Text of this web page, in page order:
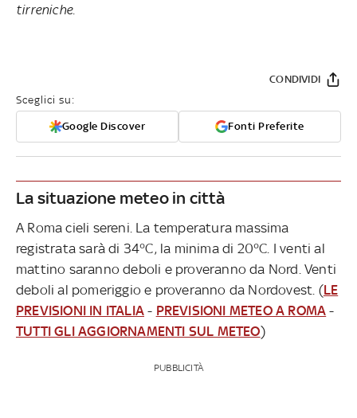
tirreniche.
Sceglici su:
Google Discover Fonti Preferite
CONDIVIDI
La situazione meteo in città
A Roma cieli sereni. La temperatura massima
registrata sarà di 34°C, la minima di 20°C. I venti al
mattino saranno deboli e proveranno da Nord. Venti
deboli al pomeriggio e proveranno da Nordovest. (LE
PREVISIONI IN ITALIA - PREVISIONI METEO A ROMA -
TUTTI GLI AGGIORNAMENTI SUL METEO)
PUBBLICITÀ